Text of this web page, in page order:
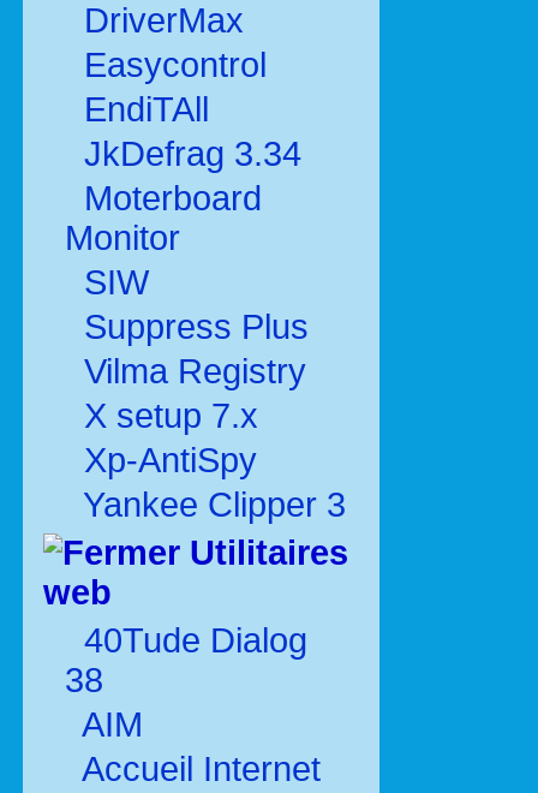
DriverMax
Easycontrol
EndiTAll
JkDefrag 3.34
Moterboard
Monitor
SIW
Suppress Plus
Vilma Registry
X setup 7.x
Xp-AntiSpy
Yankee Clipper 3
Utilitaires
web
40Tude Dialog
38
AIM
Accueil Internet